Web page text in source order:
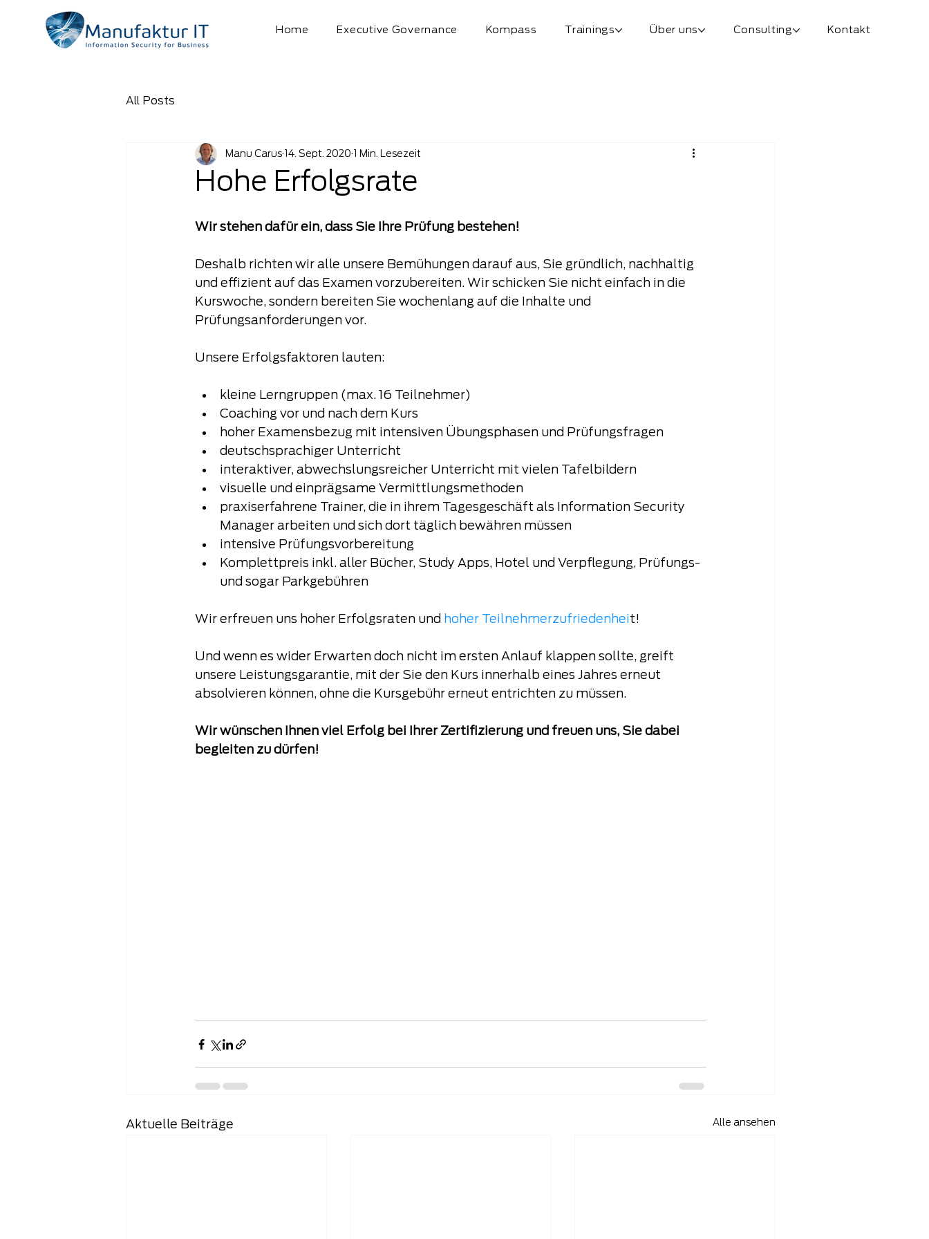
Home Executive Governance Kompass Trainings Über uns Consulting Kontakt
All Posts
Hohe Erfolgsrate
Manu Carus 14. Sept. 2020 1 Min. Lesezeit
Wir stehen dafür ein, dass Sie Ihre Prüfung bestehen!
Deshalb richten wir alle unsere Bemühungen darauf aus, Sie gründlich, nachhaltig
und effizient auf das Examen vorzubereiten. Wir schicken Sie nicht einfach in die
Kurswoche, sondern bereiten Sie wochenlang auf die Inhalte und
Prüfungsanforderungen vor.
Unsere Erfolgsfaktoren lauten:
kleine Lerngruppen (max. 16 Teilnehmer)
Coaching vor und nach dem Kurs
hoher Examensbezug mit intensiven Übungsphasen und Prüfungsfragen
deutschsprachiger Unterricht
interaktiver, abwechslungsreicher Unterricht mit vielen Tafelbildern
visuelle und einprägsame Vermittlungsmethoden
praxiserfahrene Trainer, die in ihrem Tagesgeschäft als Information Security
Manager arbeiten und sich dort täglich bewähren müssen
intensive Prüfungsvorbereitung
Komplettpreis inkl. aller Bücher, Study Apps, Hotel und Verpflegung, Prüfungs-
und sogar Parkgebühren
Wir erfreuen uns hoher Erfolgsraten und hoher Teilnehmerzufriedenheit!
Und wenn es wider Erwarten doch nicht im ersten Anlauf klappen sollte, greift
unsere Leistungsgarantie, mit der Sie den Kurs innerhalb eines Jahres erneut
absolvieren können, ohne die Kursgebühr erneut entrichten zu müssen.
Wir wünschen Ihnen viel Erfolg bei Ihrer Zertifizierung und freuen uns, Sie dabei
begleiten zu dürfen!
Aktuelle Beiträge Alle ansehen